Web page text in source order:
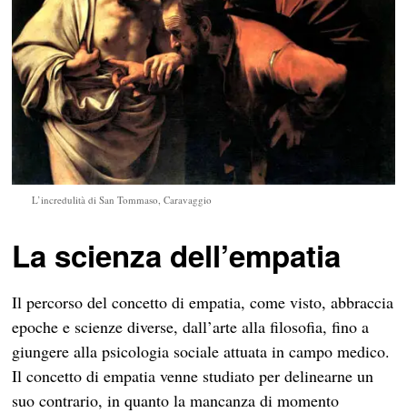
L’incredulità di San Tommaso, Caravaggio
La scienza dell’empatia
Il percorso del concetto di empatia, come visto, abbraccia
epoche e scienze diverse, dall’arte alla filosofia, fino a
giungere alla psicologia sociale attuata in campo medico.
Il concetto di empatia venne studiato per delinearne un
suo contrario, in quanto la mancanza di momento